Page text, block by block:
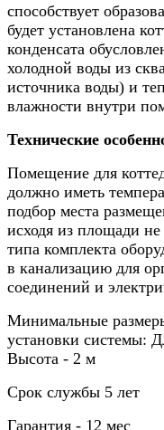
способствует
будет установлена
конденсата
холодной воды из
источника воды) и
влажности внутри
Технические
Помещение для
должно иметь
подбор места
исходя из площади
типа комплекта
в канализацию для
соединений и
Минимальные
установки системы:
Высота - 2 м
Срок службы 5 лет
Гарантия - 12 мес